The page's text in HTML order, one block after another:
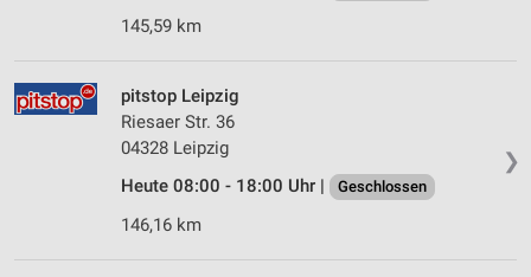
145,59 km
❯
pitstop Leipzig
Riesaer Str. 36
04328 Leipzig
Heute 08:00 - 18:00 Uhr |
Geschlossen
146,16 km